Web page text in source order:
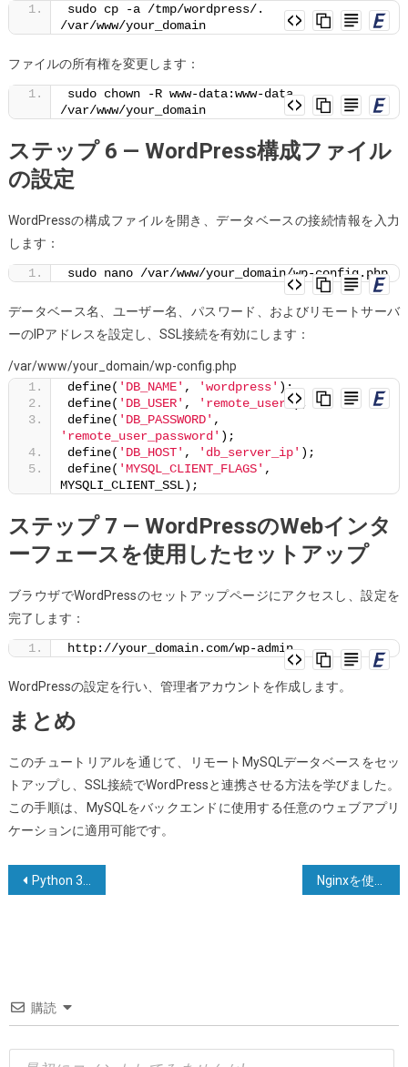
sudo cp -a /tmp/wordpress/.
/var/www/your_domain
ファイルの所有権を変更します：
sudo chown -R www-data:www-data
/var/www/your_domain
ステップ 6 — WordPress構成ファイル
の設定
WordPressの構成ファイルを開き、データベースの接続情報を入力
します：
sudo nano /var/www/your_domain/wp-config.php
データベース名、ユーザー名、パスワード、およびリモートサーバ
ーのIPアドレスを設定し、SSL接続を有効にします：
/var/www/your_domain/wp-config.php
define( 'DB_NAME' , 'wordpress' );
define( 'DB_USER' , 'remote_user');
define( 'DB_PASSWORD'
'remote_user_password' );
define( 'DB_HOST' , 'db_server_ip' );
define( 'MYSQL_CLIENT_FLAGS' ,
MYSQLI_CLIENT_SSL);
ステップ 7 — WordPressのWebインタ
ーフェースを使用したセットアップ
ブラウザでWordPressのセットアップページにアクセスし、設定を
完了します：
http://your_domain.com/wp-admin
WordPressの設定を行い、管理者アカウントを作成します。
まとめ
このチュートリアルを通じて、リモートMySQLデータベースをセッ
トアップし、SSL接続でWordPressと連携させる方法を学びました。
この手順は、MySQLをバックエンドに使用する任意のウェブアプリ
ケーションに適用可能です。
投
ー
シ
Python 3 で GUID/UUID を作成する方法
購読